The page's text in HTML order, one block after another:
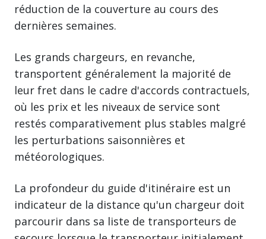
réduction de la couverture au cours des
dernières semaines.
Les grands chargeurs, en revanche,
transportent généralement la majorité de
leur fret dans le cadre d'accords contractuels,
où les prix et les niveaux de service sont
restés comparativement plus stables malgré
les perturbations saisonnières et
météorologiques.
La profondeur du guide d'itinéraire est un
indicateur de la distance qu'un chargeur doit
parcourir dans sa liste de transporteurs de